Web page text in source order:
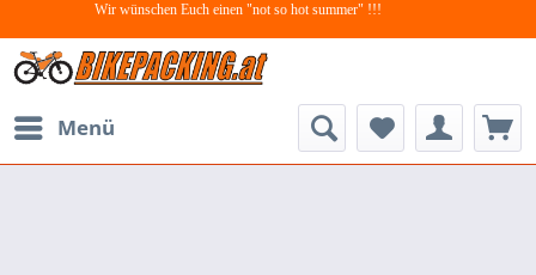
Wir wünschen Euch einen "not so hot summer" !!!
Menü